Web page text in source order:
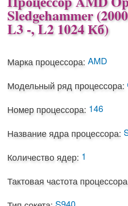
Sledgehammer
L3 -, L2 1024 Кб)
Марка процессора: AMD
Модельный ряд процессора:
Номер процессора: 146
Название ядра процессора:
Количество ядер: 1
Тактовая частота